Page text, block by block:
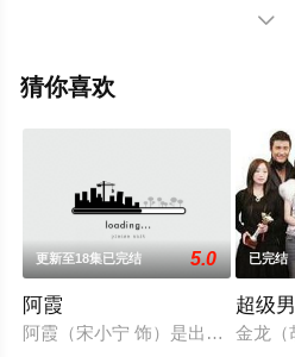
陈梦瑶,赵美钧,洛嘉,田媛,戚彩,
剧，大结局剧情已揭晓（1-24全
信息可移步至豆瓣电视剧、电视

猜你喜欢
更新至18集已完结 5.0
阿霞
阿霞（宋小宁 饰）是出生成长在
已完结
超级
金龙（